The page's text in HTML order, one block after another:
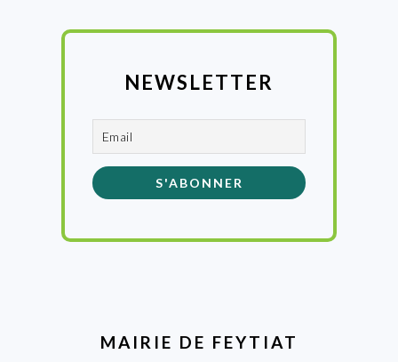
NEWSLETTER
MAIRIE DE FEYTIAT